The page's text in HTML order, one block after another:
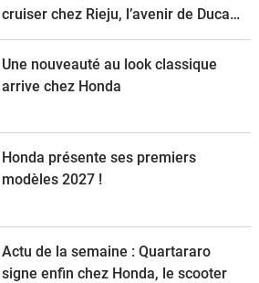
cruiser chez Rieju, l’avenir de Ducati
et la Norton Atlas à l’essai
Une nouveauté au look classique
arrive chez Honda
Honda présente ses premiers
modèles 2027 !
Actu de la semaine : Quartararo
signe enfin chez Honda, le scooter